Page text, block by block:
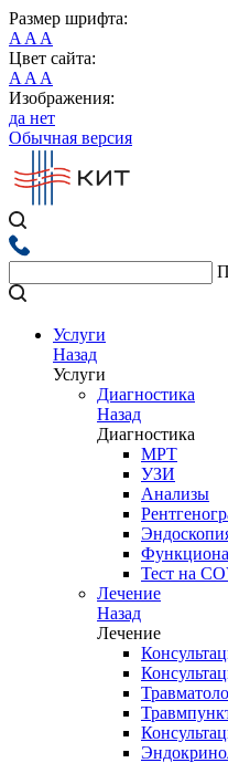
Размер шрифта:
A A A
Цвет сайта:
A A A
Изображения:
да нет
Обычная версия
Услуги
Назад
Услуги
Диагностика
Назад
Диагностика
МРТ
УЗИ
Анализы
Тест на
Лечение
Назад
Лечение